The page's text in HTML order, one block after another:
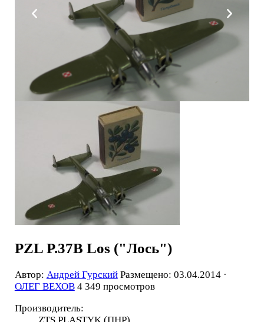
PZL P.37B Los ("Лось")
Автор: Андрей Гурский Размещено: 03.04.2014 ·
ОЛЕГ ВЕХОВ 4 349 просмотров
Производитель: